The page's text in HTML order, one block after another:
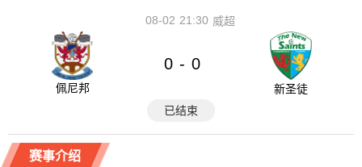
21:30
08-02 威超
佩尼邦
0 - 0
新圣徒
已结束
赛事介绍